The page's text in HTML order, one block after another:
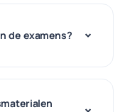
de examens?